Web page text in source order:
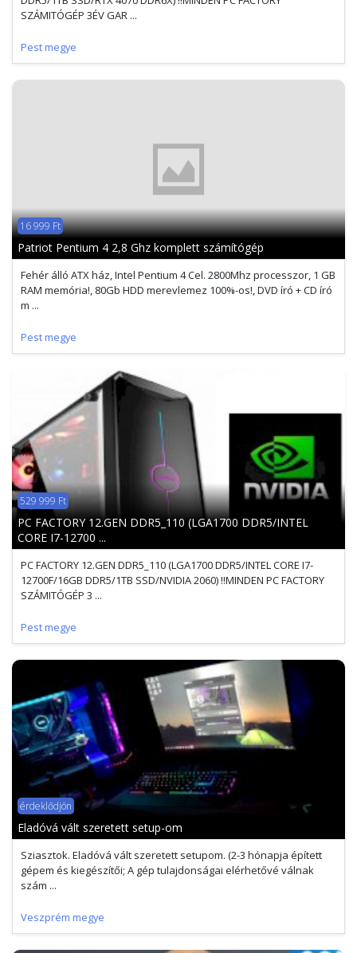
SZÁMITÓGÉP 3ÉV GAR ...
Pest megye
16 999 Ft
Patriot Pentium 4 2,8 Ghz komplett számítógép
Fehér álló ATX ház, Intel Pentium 4 Cel. 2800Mhz processzor, 1 GB
RAM memória!, 80Gb HDD merevlemez 100%-os!, DVD író + CD író
m ...
Pest megye
529 999 Ft
PC FACTORY 12.GEN DDR5_110 (LGA1700 DDR5/INTEL
CORE I7-12700 ...
PC FACTORY 12.GEN DDR5_110 (LGA1700 DDR5/INTEL CORE I7-
12700F/16GB DDR5/1TB SSD/NVIDIA 2060) !!MINDEN PC FACTORY
SZÁMITÓGÉP 3 ...
Pest megye
érdeklődjön
Eladóvá vált szeretett setup-om
Sziasztok. Eladóvá vált szeretett setupom. (2-3 hónapja épített
gépem és kiegészítői; A gép tulajdonságai elérhetővé válnak
szám ...
Veszprém megye